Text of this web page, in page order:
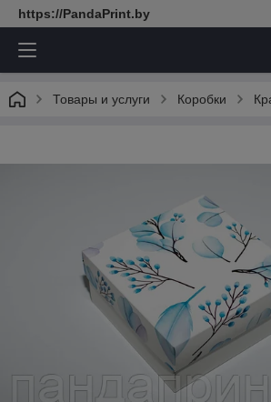
https://PandaPrint.by
Товары и услуги Коробки